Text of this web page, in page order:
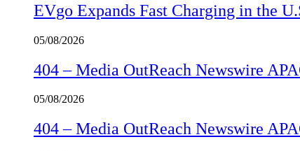
EVgo Expands Fast Charging in the
05/08/2026
404 – Media OutReach Newswire
05/08/2026
404 – Media OutReach Newswire